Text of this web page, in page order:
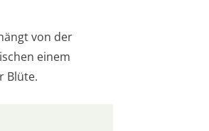
von der
einem
Blüte.